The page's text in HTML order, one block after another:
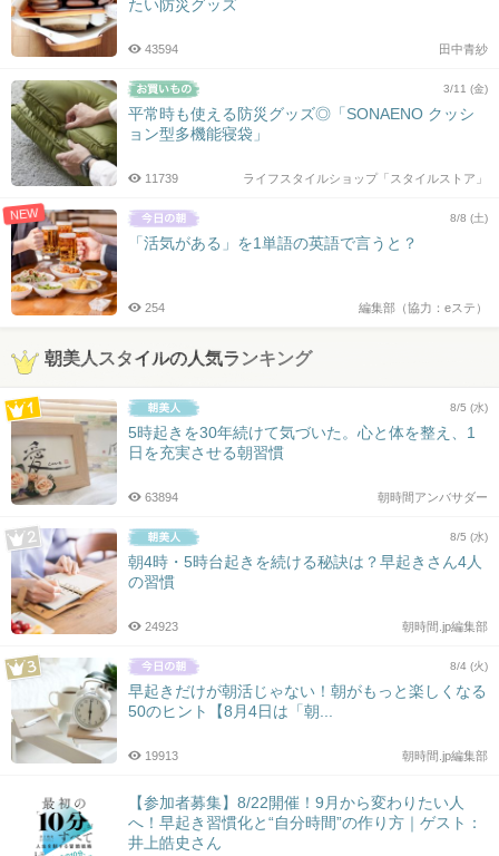
たい防災グッズ
田中青紗
43594
3/11 (金)
平常時も使える防災グッズ◎「SONAENO クッシ
ョン型多機能寝袋」
ライフスタイルショップ「スタイルストア」
11739
NEW 8/8 (土)
「活気がある」を1単語の英語で言うと？
編集部（協力：eステ）
254
朝美人スタイルの人気ランキング
8/5 (水)
5時起きを30年続けて気づいた。心と体を整え、1
日を充実させる朝習慣
朝時間アンバサダー
63894
8/5 (水)
朝4時・5時台起きを続ける秘訣は？早起きさん4人
の習慣
朝時間.jp編集部
24923
8/4 (火)
早起きだけが朝活じゃない！朝がもっと楽しくなる
50のヒント【8月4日は「朝...
朝時間.jp編集部
19913
【参加者募集】8/22開催！9月から変わりたい人
へ！早起き習慣化と“自分時間”の作り方｜ゲスト：
井上皓史さん